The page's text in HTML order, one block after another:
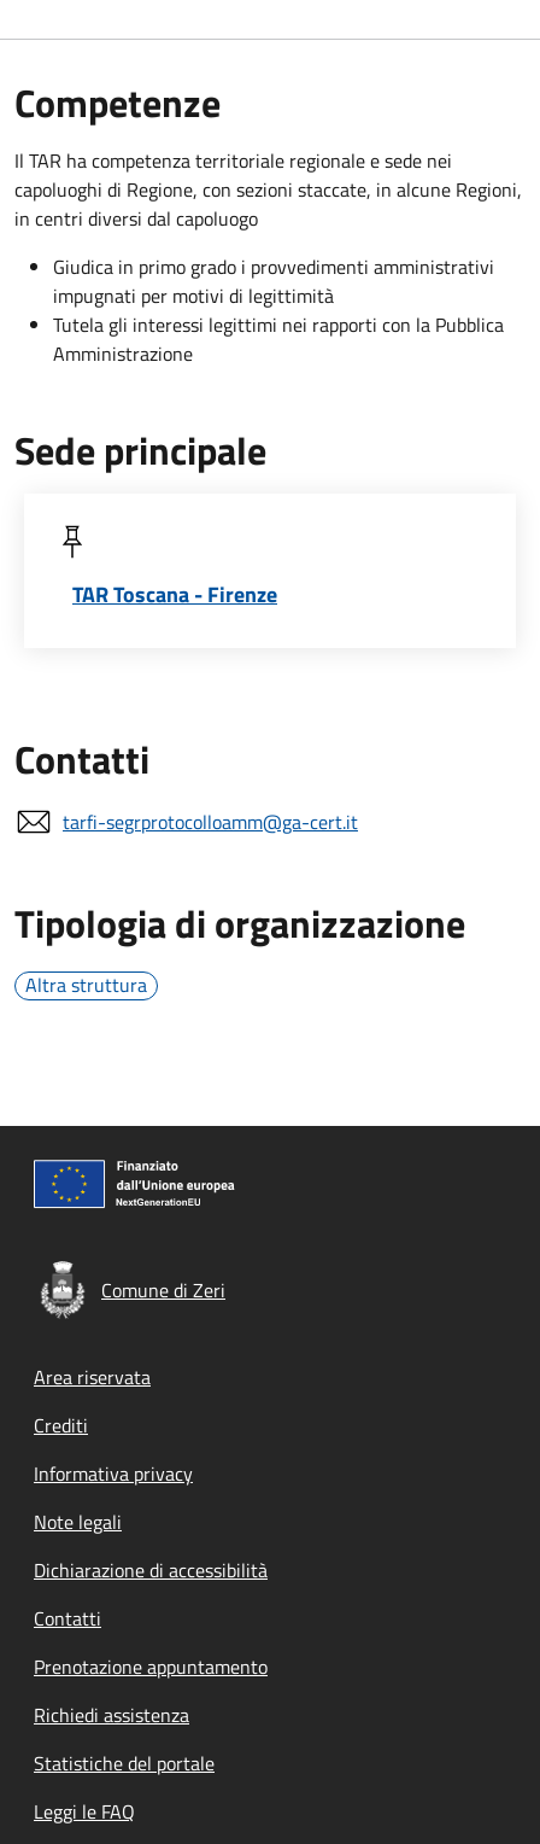
Competenze
Il TAR ha competenza territoriale regionale e sede nei
capoluoghi di Regione, con sezioni staccate, in alcune Regioni,
in centri diversi dal capoluogo
Giudica in primo grado i provvedimenti amministrativi
impugnati per motivi di legittimità
Tutela gli interessi legittimi nei rapporti con la Pubblica
Amministrazione
Sede principale
TAR Toscana - Firenze
Contatti
tarfi-segrprotocolloamm@ga-cert.it
Tipologia di organizzazione
Altra struttura
Comune di Zeri
Footer menu
Area riservata
Crediti
Informativa privacy
Note legali
Dichiarazione di accessibilità
Contatti
Prenotazione appuntamento
Richiedi assistenza
Statistiche del portale
Leggi le FAQ